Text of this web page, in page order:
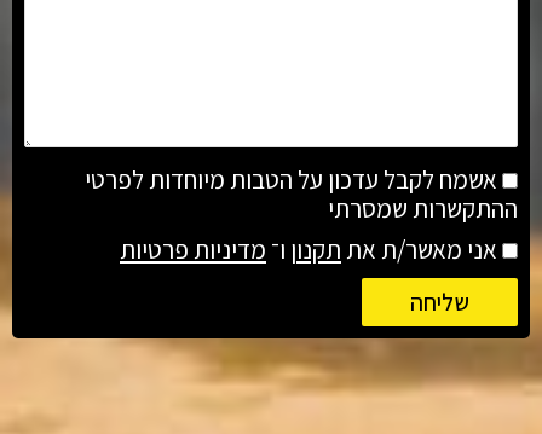
אשמח לקבל עדכון על הטבות מיוחדות לפרטי
ההתקשרות שמסרתי
אני מאשר/ת אתתקנון ו־ מדיניות פרטיות
שליחה